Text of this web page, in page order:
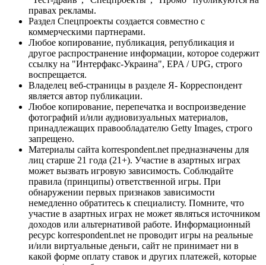
правах рекламы.
Раздел Спецпроекты создается совместно с
коммерческими партнерами.
Любое копирование, публикация, републикация и
другое распространение информации, которое содержит
ссылку на "Интерфакс-Украина", EPA / UPG, строго
воспрещается.
Владелец веб-страницы в разделе Я- Корреспондент
является автор публикации.
Любое копирование, перепечатка и воспроизведение
фотографий и/или аудиовизуальных материалов,
принадлежащих правообладателю Getty Images, строго
запрещено.
Материалы сайта korrespondent.net предназначены для
лиц старше 21 года (21+). Участие в азартных играх
может вызвать игровую зависимость. Соблюдайте
правила (принципы) ответственной игры. При
обнаружении первых признаков зависимости
немедленно обратитесь к специалисту. Помните, что
участие в азартных играх не может являться источником
доходов или альтернативой работе. Информационный
ресурс korrespondent.net не проводит игры на реальные
и/или виртуальные деньги, сайт не принимает ни в
какой форме оплату ставок и других платежей, которые